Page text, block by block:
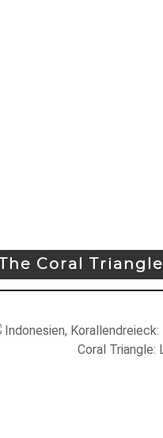
The Coral Triangle